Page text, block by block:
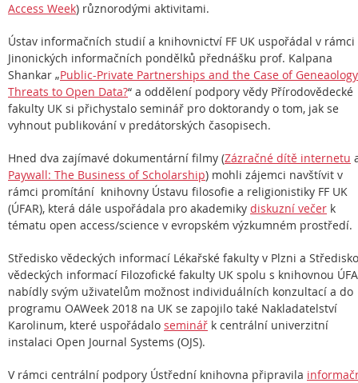
Access Week) různorodými aktivitami.
Ústav informačních studií a knihovnictví FF UK uspořádal v rámci
Jinonických informačních pondělků přednášku prof. Kalpana
Shankar „Public-Private Partnerships and the Case of
Threats to Open Data?“ a oddělení podpory vědy Přírodovědecké
fakulty UK si přichystalo seminář pro doktorandy o tom, jak se
vyhnout publikování v predátorských časopisech.
Hned dva zajímavé dokumentární filmy (Zázračné dítě internetu
Paywall: The Business of Scholarship) mohli zájemci navštívit v
rámci promítání knihovny Ústavu filosofie a religionistiky FF UK
(ÚFAR), která dále uspořádala pro akademiky diskuzní večer k
tématu open access/science v evropském výzkumném prostředí.
Středisko vědeckých informací Lékařské fakulty v Plzni a Středisko
vědeckých informací Filozofické fakulty UK spolu s knihovnou
nabídly svým uživatelům možnost individuálních konzultací a do
programu OAWeek 2018 na UK se zapojilo také Nakladatelství
Karolinum, které uspořádalo seminář k centrální univerzitní
instalaci Open Journal Systems (OJS).
V rámci centrální podpory Ústřední knihovna připravila